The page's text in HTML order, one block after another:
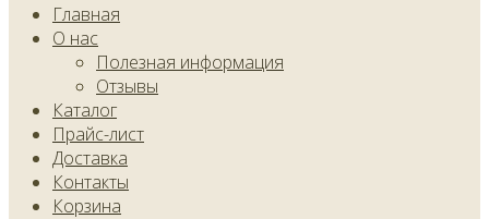
Главная
О нас
Полезная информация
Отзывы
Каталог
Прайс-лист
Доставка
Контакты
Корзина